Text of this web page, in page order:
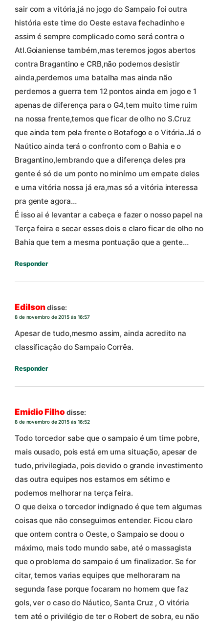
sair com a vitória,já no jogo do Sampaio foi outra
história este time do Oeste estava fechadinho e
assim é sempre complicado como será contra o
Atl.Goianiense também,mas teremos jogos abertos
contra Bragantino e CRB,não podemos desistir
ainda,perdemos uma batalha mas ainda não
perdemos a guerra tem 12 pontos ainda em jogo e 1
apenas de diferença para o G4,tem muito time ruim
na nossa frente,temos que ficar de olho no S.Cruz
que ainda tem pela frente o Botafogo e o Vitória.Já o
Naútico ainda terá o confronto com o Bahia e o
Bragantino,lembrando que a diferença deles pra
gente é só de um ponto no minímo um empate deles
e uma vitória nossa já era,mas só a vitória interessa
pra gente agora…
É isso ai é levantar a cabeça e fazer o nosso papel na
Terça feira e secar esses dois e claro ficar de olho no
Bahia que tem a mesma pontuação que a gente…
Responder
Edilsondisse:
8 de novembro de 2015 às 16:57
Apesar de tudo,mesmo assim, ainda acredito na
classificação do Sampaio Corrêa.
Responder
Emidio Filho disse:
8 de novembro de 2015 às 16:52
Todo torcedor sabe que o sampaio é um time pobre,
mais ousado, pois está em uma situação, apesar de
tudo, privilegiada, pois devido o grande investimento
das outra equipes nos estamos em sétimo e
podemos melhorar na terça feira.
O que deixa o torcedor indignado é que tem algumas
coisas que não conseguimos entender. Ficou claro
que ontem contra o Oeste, o Sampaio se doou o
máximo, mais todo mundo sabe, até o massagista
que o problema do sampaio é um finalizador. Se for
citar, temos varias equipes que melhoraram na
segunda fase porque focaram no homem que faz
gols, ver o caso do Náutico, Santa Cruz , O vitória
tem até o privilégio de ter o Robert de sobra, eu não